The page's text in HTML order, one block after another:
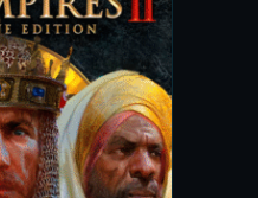
mxn 403,88
multiple
variants.
The
options
may
be